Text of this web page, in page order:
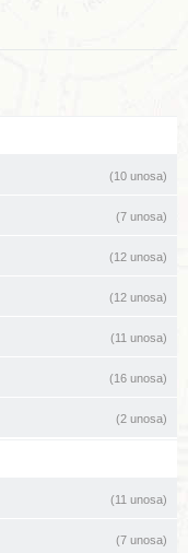
(10 unosa)
(7 unosa)
(12 unosa)
(12 unosa)
(11 unosa)
(16 unosa)
(2 unosa)
(11 unosa)
(7 unosa)